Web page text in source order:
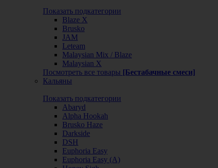
Показать подкатегории
Blaze X
Brusko
JAM
Leteam
Malaysian Mix / Blaze
Malaysian X
Посмотреть все товары [Бестабачные смеси]
Кальяны
Показать подкатегории
Abaryd
Alpha Hookah
Brusko Haze
Darkside
DSH
Euphoria Easy
Euphoria Easy (А)